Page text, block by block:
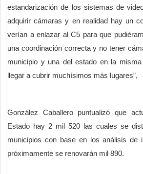
estandarización de los sistemas de
adquirir cámaras y en realidad hay un
verían a enlazar al C5 para que
una coordinación correcta y no tener
municipio y una del estado en la
llegar a cubrir muchísimos más lugares”,
González Caballero puntualizó que
Estado hay 2 mil 520 las cuales se
municipios con base en los análisis de
próximamente se renovarán mil 890.